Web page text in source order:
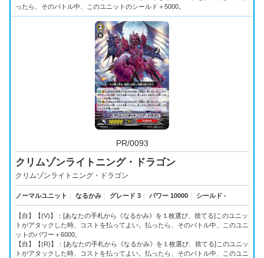
ったら、そのバトル中、このユニットのシールド＋5000。
PR/0093
クリムゾンライトニング・ドラゴン
クリムゾンライトニング・ドラゴン
ノーマルユニット ｜ なるかみ ｜ グレード 3 ｜ パワー 10000 ｜ シールド -
【自】【(V)】：[あなたの手札から《なるかみ》を１枚選び、捨てる]このユニッ
トがアタックした時、コストを払ってよい。払ったら、そのバトル中、このユニ
ットのパワー＋6000。
【自】【(R)】：[あなたの手札から《なるかみ》を１枚選び、捨てる]このユニッ
トがアタックした時、コストを払ってよい。払ったら、そのバトル中、このユニ